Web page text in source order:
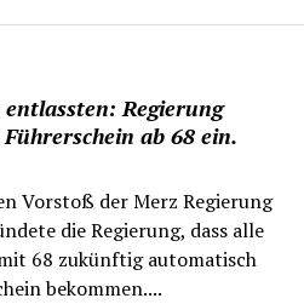
Regierung
ab 68 ein.
Vorstoß der Merz Regierung
die Regierung, dass alle
68 zukünftig automatisch
bekommen....